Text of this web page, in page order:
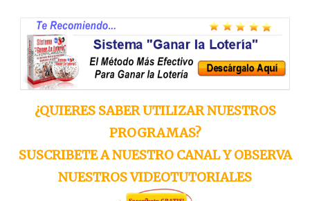
¿QUIERES SABER UTILIZAR NUESTROS
PROGRAMAS?
SUSCRIBETE A NUESTRO CANAL Y OBSERVA
NUESTROS VIDEOTUTORIALES